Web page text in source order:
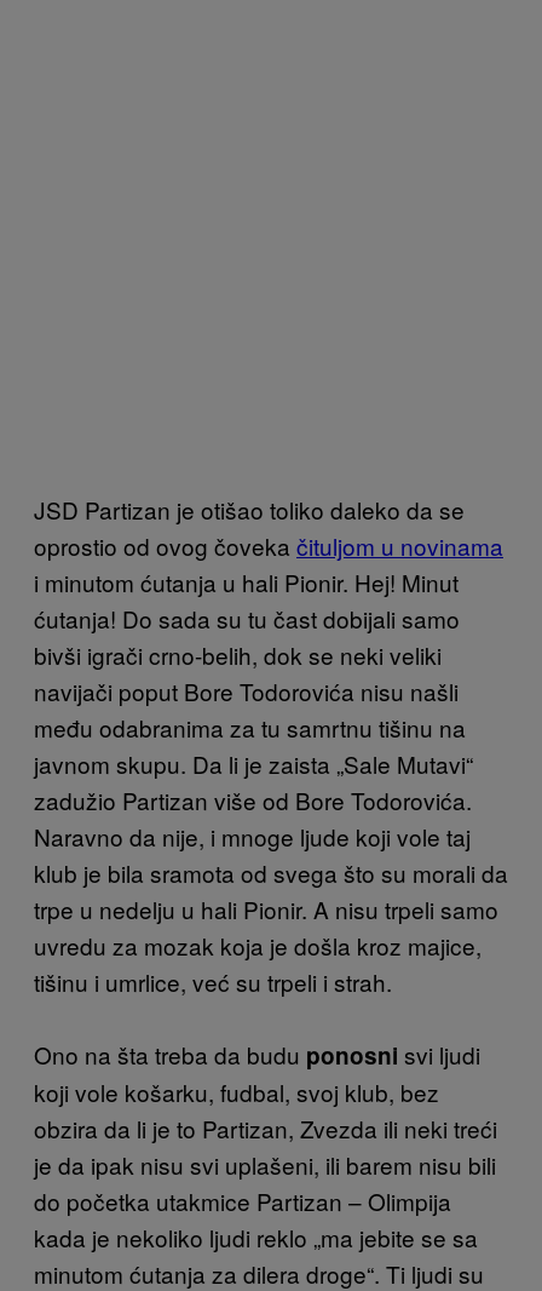
JSD Partizan je otišao toliko daleko da se
oprostio od ovog čoveka čituljom u novinama
i minutom ćutanja u hali Pionir. Hej! Minut
ćutanja! Do sada su tu čast dobijali samo
bivši igrači crno-belih, dok se neki veliki
navijači poput Bore Todorovića nisu našli
među odabranima za tu samrtnu tišinu na
javnom skupu. Da li je zaista „Sale Mutavi“
zadužio Partizan više od Bore Todorovića.
Naravno da nije, i mnoge ljude koji vole taj
klub je bila sramota od svega što su morali da
trpe u nedelju u hali Pionir. A nisu trpeli samo
uvredu za mozak koja je došla kroz majice,
tišinu i umrlice, već su trpeli i strah.
Ono na šta treba da budu ponosni svi ljudi
koji vole košarku, fudbal, svoj klub, bez
obzira da li je to Partizan, Zvezda ili neki treći
je da ipak nisu svi uplašeni, ili barem nisu bili
do početka utakmice Partizan – Olimpija
kada je nekoliko ljudi reklo „ma jebite se sa
minutom ćutanja za dilera droge“. Ti ljudi su